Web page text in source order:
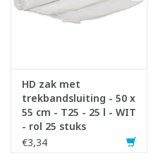
Infofiche
HD zak met
trekbandsluiting - 50 x
55 cm - T25 - 25 l - WIT
- rol 25 stuks
€3,34